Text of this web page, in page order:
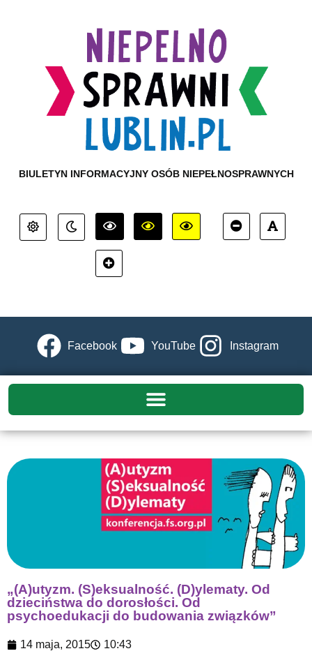
BIULETYN INFORMACYJNY OSÓB NIEPEŁNOSPRAWNYCH
Facebook YouTube Instagram
„(A)utyzm. (S)eksualność. (D)ylematy. Od
dzieciństwa do dorosłości. Od
psychoedukacji do budowania związków”
14 maja, 2015 10:43